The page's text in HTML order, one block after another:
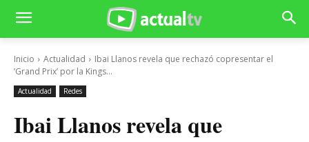
Inicio Actualidad
Ibai Llanos revela que rechazó copresentar el
’Grand Prix’ por la Kings...
Actualidad Redes
Ibai Llanos revela que